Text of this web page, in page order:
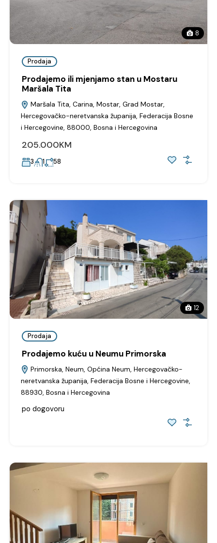
8
Prodaja
Prodajemo ili mjenjamo stan u Mostaru
Maršala Tita
Maršala Tita, Carina, Mostar, Grad Mostar,
Hercegovačko-neretvanska županija, Federacija Bosne
i Hercegovine, 88000, Bosna i Hercegovina
205.000KM
3 1 58
12
Prodaja
Prodajemo kuću u Neumu Primorska
Primorska, Neum, Općina Neum, Hercegovačko-
neretvanska županija, Federacija Bosne i Hercegovine,
88930, Bosna i Hercegovina
po dogovoru